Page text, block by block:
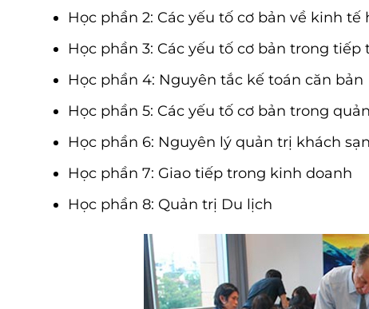
Học phần 2: Các yếu tố cơ bản về kinh tế
Học phần 3: Các yếu tố cơ bản trong tiếp
Học phần 4: Nguyên tắc kế toán căn bản
Học phần 5: Các yếu tố cơ bản trong
Học phần 6: Nguyên lý quản trị khách sạn
Học phần 7: Giao tiếp trong kinh doanh
Học phần 8: Quản trị Du lịch